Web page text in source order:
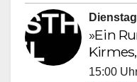
»Ein
15:00